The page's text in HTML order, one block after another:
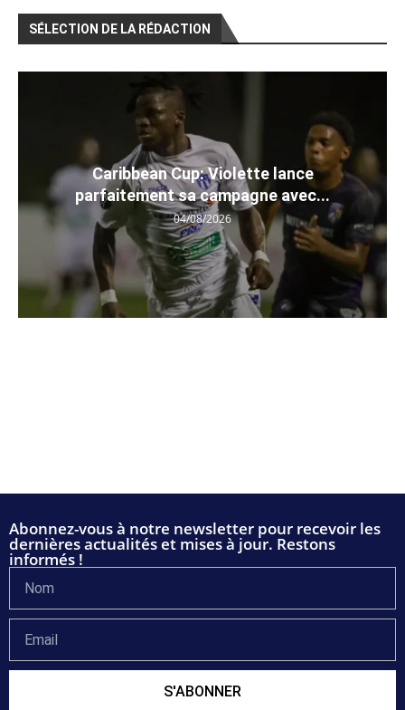
SÉLECTION DE LA RÉDACTION
Caribbean Cup: Violette lance
parfaitement sa campagne avec...
04/08/2026
Abonnez-vous à notre newsletter pour recevoir les
dernières actualités et mises à jour. Restons
informés !
S'ABONNER